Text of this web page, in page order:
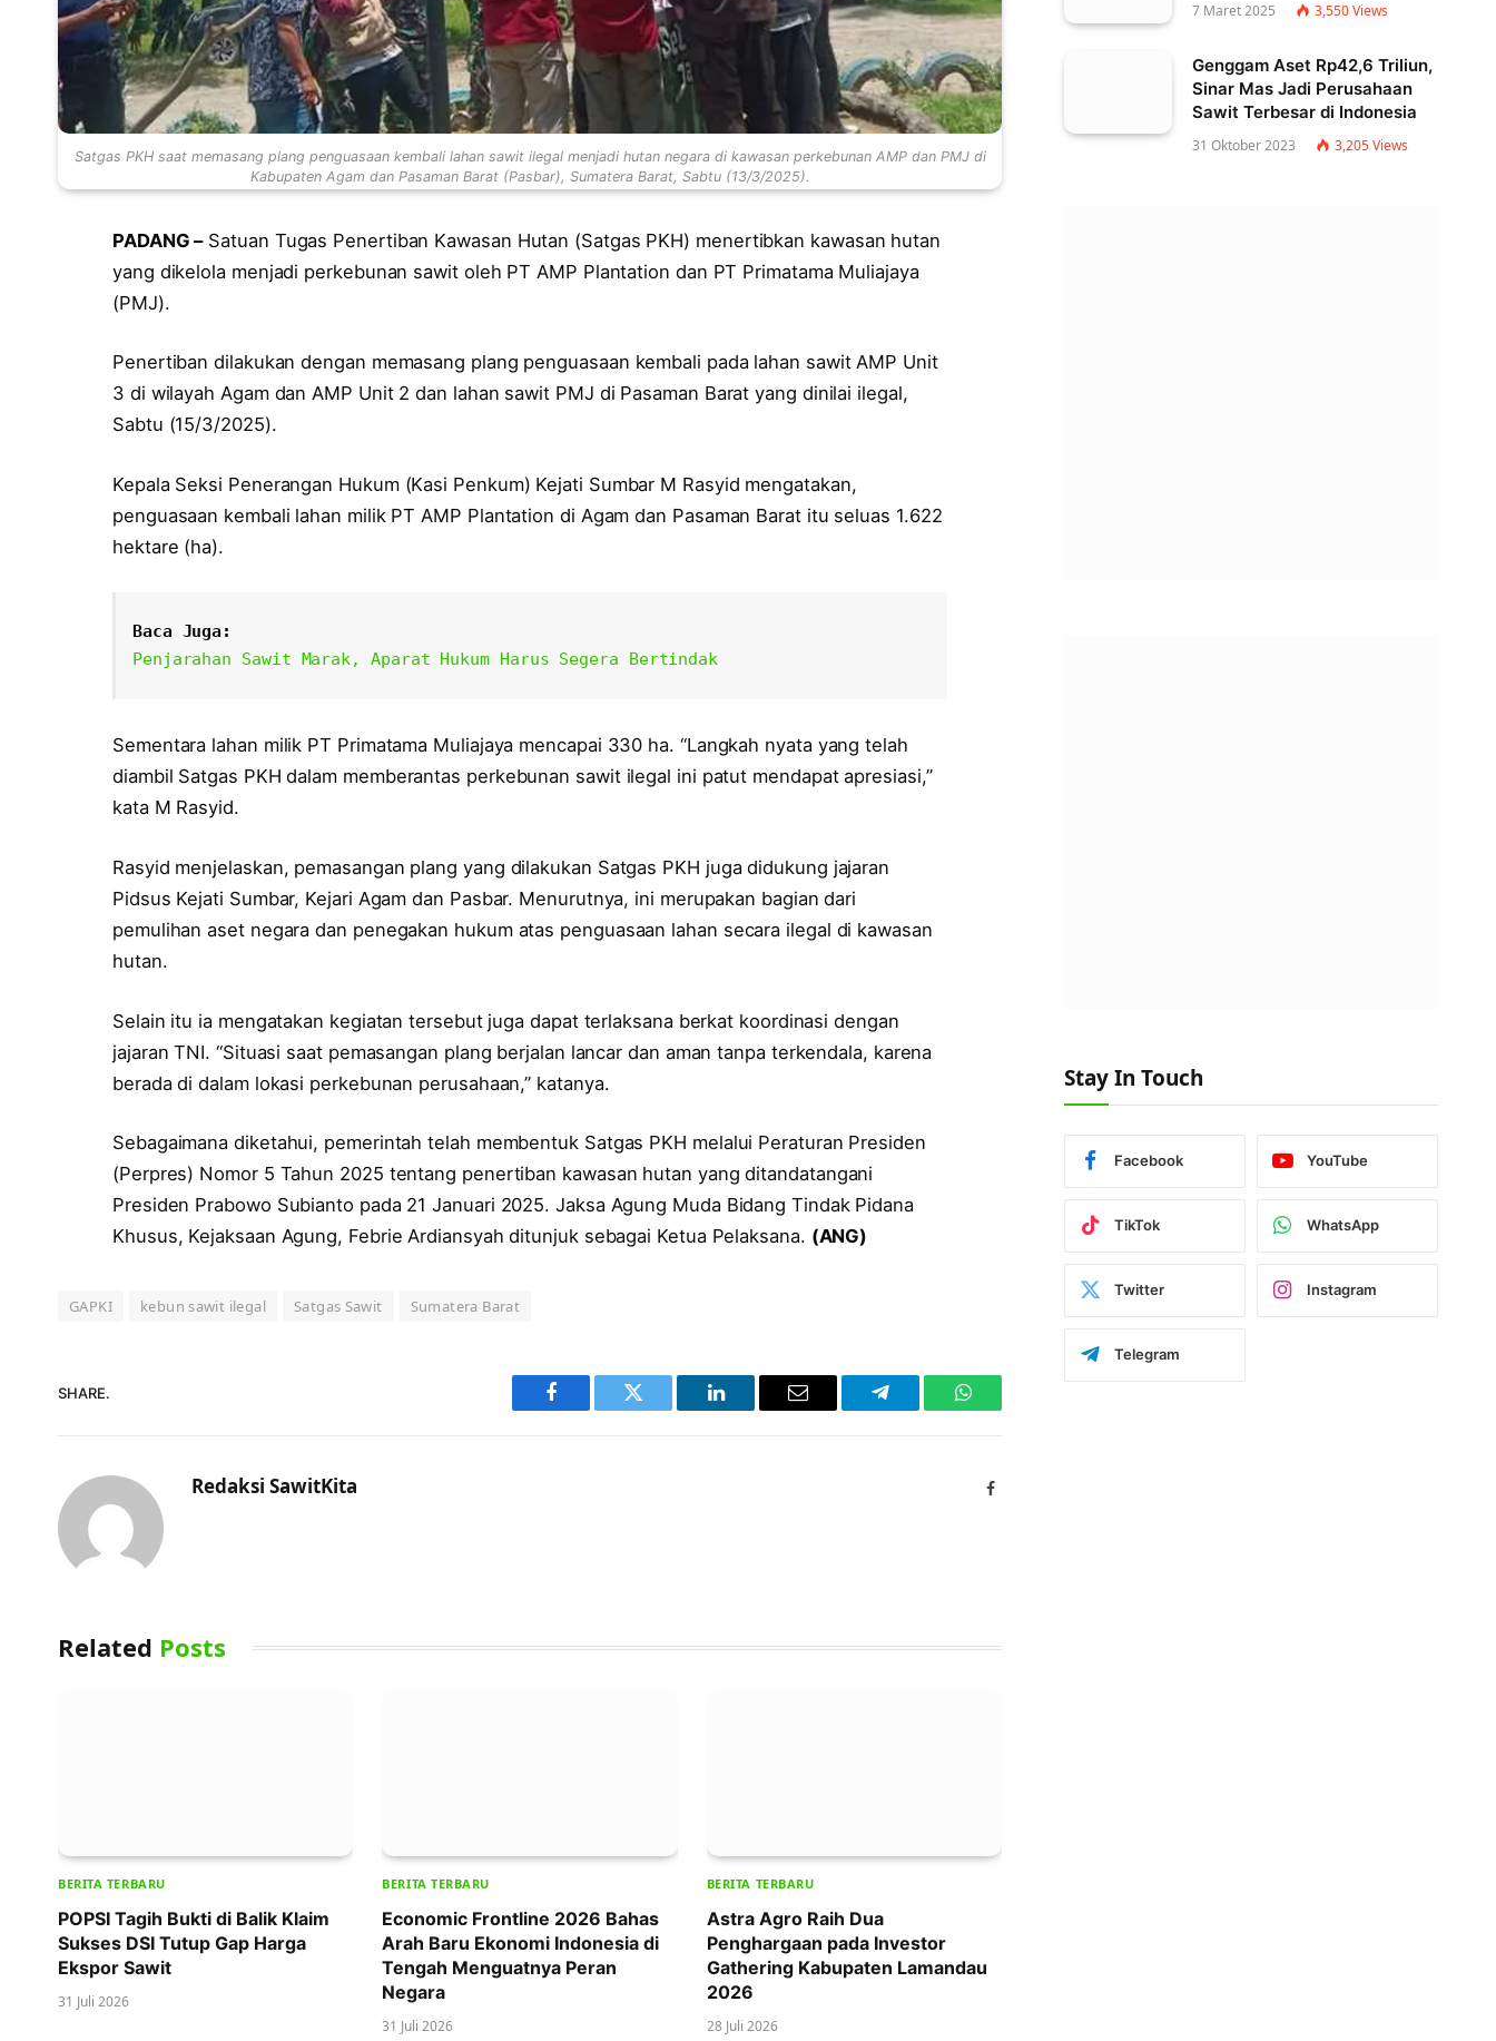
Satgas PKH saat memasang plang penguasaan kembali lahan sawit ilegal menjadi hutan negara di kawasan perkebunan AMP dan PMJ di
Kabupaten Agam dan Pasaman Barat (Pasbar), Sumatera Barat, Sabtu (13/3/2025).
PADANG –Satuan Tugas Penertiban Kawasan Hutan (Satgas PKH) menertibkan kawasan hutan
yang dikelola menjadi perkebunan sawit oleh PT AMP Plantation dan PT Primatama Muliajaya
(PMJ).
Penertiban dilakukan dengan memasang plang penguasaan kembali pada lahan sawit AMP Unit
3 di wilayah Agam dan AMP Unit 2 dan lahan sawit PMJ di Pasaman Barat yang dinilai ilegal,
Sabtu (15/3/2025).
Kepala Seksi Penerangan Hukum (Kasi Penkum) Kejati Sumbar M Rasyid mengatakan,
penguasaan kembali lahan milik PT AMP Plantation di Agam dan Pasaman Barat itu seluas 1.622
hektare (ha).
Baca Juga:
Penjarahan Sawit Marak, Aparat Hukum Harus Segera Bertindak
Sementara lahan milik PT Primatama Muliajaya mencapai 330 ha. “Langkah nyata yang telah
diambil Satgas PKH dalam memberantas perkebunan sawit ilegal ini patut mendapat apresiasi,”
kata M Rasyid.
Rasyid menjelaskan, pemasangan plang yang dilakukan Satgas PKH juga didukung jajaran
Pidsus Kejati Sumbar, Kejari Agam dan Pasbar. Menurutnya, ini merupakan bagian dari
pemulihan aset negara dan penegakan hukum atas penguasaan lahan secara ilegal di kawasan
hutan.
Selain itu ia mengatakan kegiatan tersebut juga dapat terlaksana berkat koordinasi dengan
jajaran TNI. “Situasi saat pemasangan plang berjalan lancar dan aman tanpa terkendala, karena
berada di dalam lokasi perkebunan perusahaan,” katanya.
Sebagaimana diketahui, pemerintah telah membentuk Satgas PKH melalui Peraturan Presiden
(Perpres) Nomor 5 Tahun 2025 tentang penertiban kawasan hutan yang ditandatangani
Presiden Prabowo Subianto pada 21 Januari 2025. Jaksa Agung Muda Bidang Tindak Pidana
Khusus, Kejaksaan Agung, Febrie Ardiansyah ditunjuk sebagai Ketua Pelaksana. (ANG)
GAPKI kebun sawit ilegal Satgas Sawit Sumatera Barat
SHARE.
Facebook Twitter LinkedIn Email Telegram WhatsApp
Redaksi SawitKita Facebook
Related Posts
BERITA TERBARU
POPSI Tagih Bukti di Balik Klaim
Sukses DSI Tutup Gap Harga
Ekspor Sawit
31 Juli 2026
BERITA TERBARU
Economic Frontline 2026 Bahas
Arah Baru Ekonomi Indonesia di
Tengah Menguatnya Peran
Negara
31 Juli 2026
BERITA TERBARU
Astra Agro Raih Dua
Penghargaan pada Investor
Gathering Kabupaten Lamandau
2026
28 Juli 2026
7 Maret 2025 3,550Views
Genggam Aset Rp42,6 Triliun,
Sinar Mas Jadi Perusahaan
Sawit Terbesar di Indonesia
31 Oktober 2023 3,205Views
Stay In Touch
Facebook YouTube
TikTok WhatsApp
Twitter Instagram
Telegram